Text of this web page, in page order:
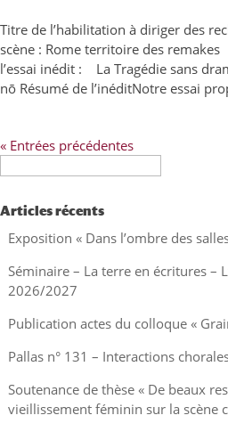
Titre de l’habilitation à diriger des
scène : Rome territoire des
l’essai inédit : La Tragédie sans
nō Résumé de l’inéditNotre essai
« Entrées précédentes
Articles récents
Exposition « Dans l’ombre des
Séminaire – La terre en écritures –
2026/2027
Publication actes du colloque «
Pallas n° 131 – Interactions
Soutenance de thèse « De beaux
vieillissement féminin sur la scène